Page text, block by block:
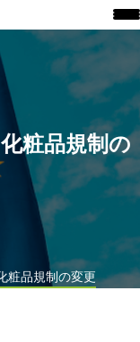
粧品規制の
粧品規制の変更